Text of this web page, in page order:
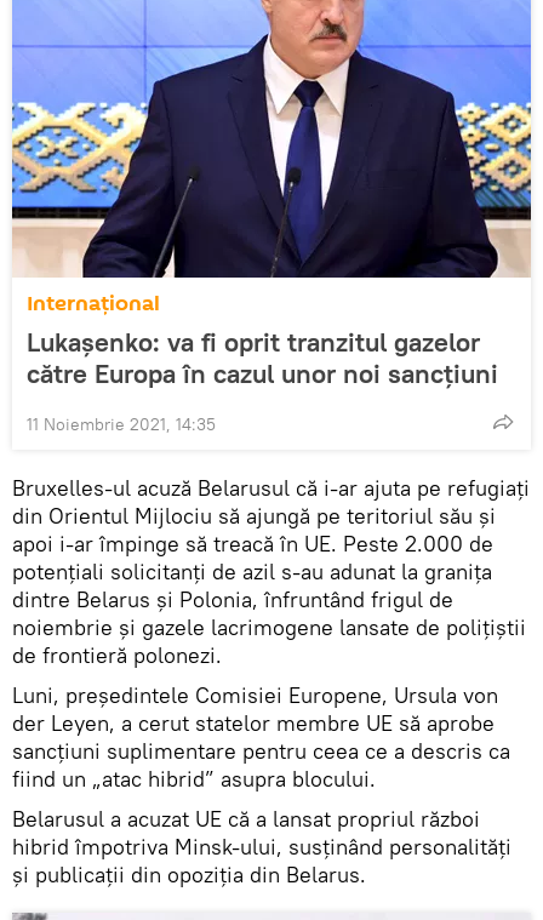
Internaţional
Lukașenko: va fi oprit tranzitul gazelor
către Europa în cazul unor noi sancțiuni
11 Noiembrie 2021, 14:35
Bruxelles-ul acuză Belarusul că i-ar ajuta pe refugiați
din Orientul Mijlociu să ajungă pe teritoriul său și
apoi i-ar împinge să treacă în UE. Peste 2.000 de
potențiali solicitanți de azil s-au adunat la granița
dintre Belarus şi Polonia, înfruntând frigul de
noiembrie și gazele lacrimogene lansate de polițiștii
de frontieră polonezi.
Luni, președintele Comisiei Europene, Ursula von
der Leyen, a cerut statelor membre UE să aprobe
sancțiuni suplimentare pentru ceea ce a descris ca
fiind un „atac hibrid” asupra blocului.
Belarusul a acuzat UE că a lansat propriul război
hibrid împotriva Minsk-ului, susținând personalități
și publicaţii din opoziția din Belarus.